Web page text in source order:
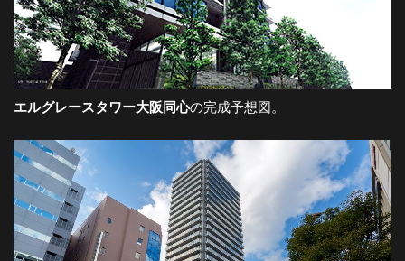
エルグレースタワー大阪同心の完成予想図。